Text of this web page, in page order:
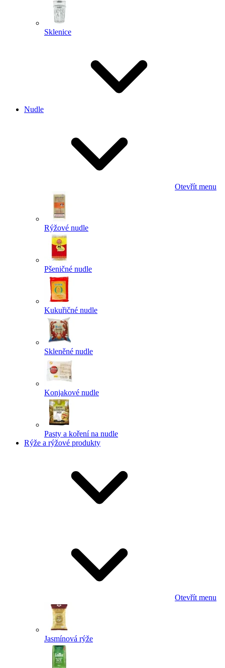
Sklenice
Nudle
Otevřít menu
Rýžové nudle
Pšeničné nudle
Kukuřičné nudle
Skleněné nudle
Konjakové nudle
Pasty a koření na nudle
Rýže a rýžové produkty
Otevřít menu
Jasmínová rýže